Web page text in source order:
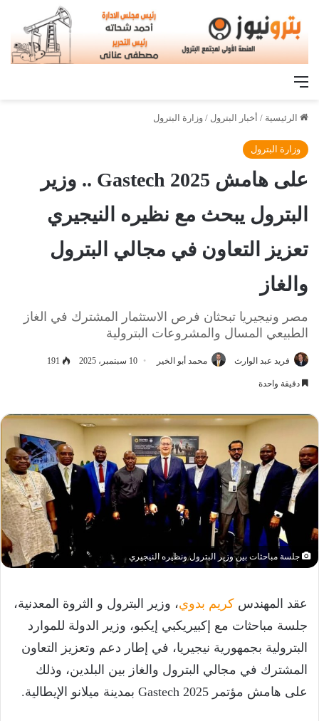
القائمة
الرئيسية / أخبار البترول / وزارة البترول
وزارة البترول
على هامش Gastech 2025 .. وزير
البترول يبحث مع نظيره النيجيري
تعزيز التعاون في مجالي البترول
والغاز
مصر ونيجيريا تبحثان فرص الاستثمار المشترك في الغاز
الطبيعي المسال والمشروعات البترولية
فريد عبد الوارث محمد أبو الخير 10 سبتمبر، 2025 191
دقيقة واحدة
جلسة مباحثات بين وزير البترول ونظيره النيجيري
عقد المهندس كريم بدوي، وزير البترول و الثروة المعدنية،
جلسة مباحثات مع إكبيريكبي إيكبو، وزير الدولة للموارد
البترولية بجمهورية نيجيريا، في إطار دعم وتعزيز التعاون
المشترك في مجالي البترول والغاز بين البلدين، وذلك
على هامش مؤتمر Gastech 2025 بمدينة ميلانو الإيطالية.